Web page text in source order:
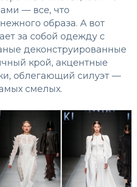
— все, что
образа. А вот
за собой одежду с
деконструированные
крой, акцентные
облегающий силуэт —
смелых.